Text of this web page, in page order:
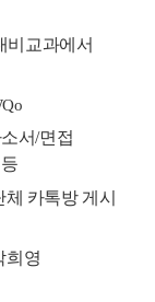
비교과에서
서/면접
등
체 카톡방 게시
희영